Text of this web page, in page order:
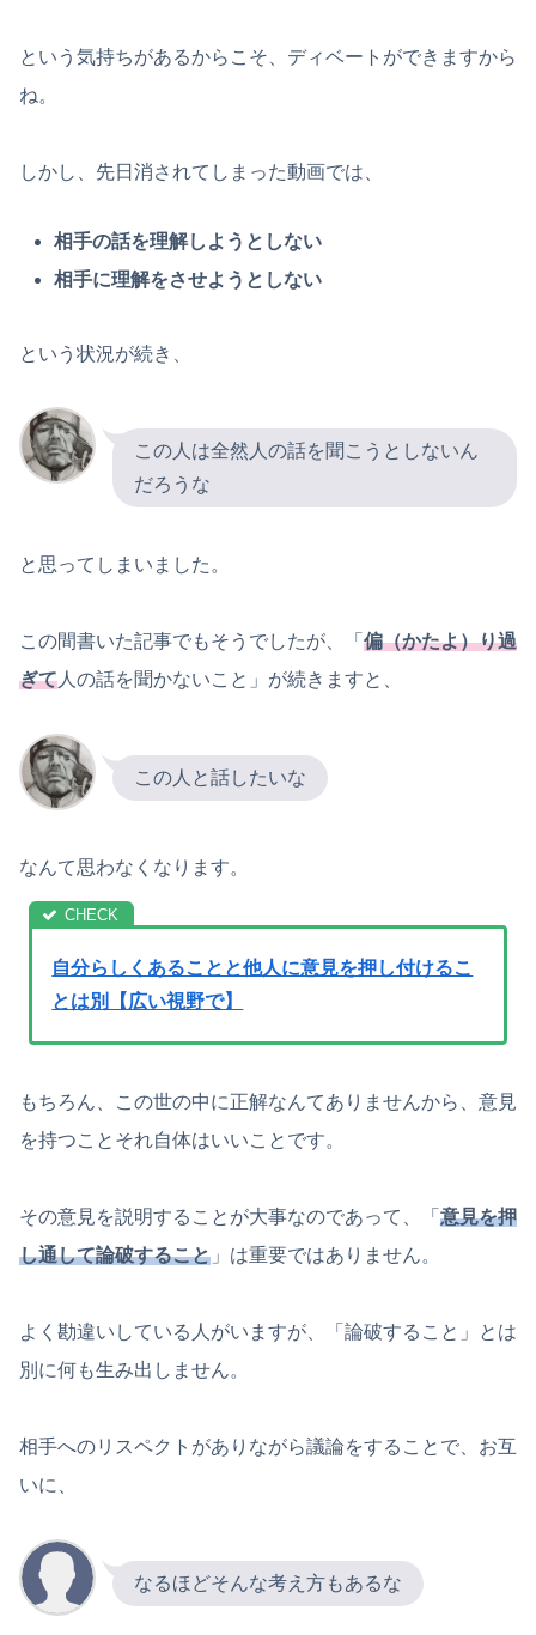
という気持ちがあるからこそ、ディベートができますから
ね。
しかし、先日消されてしまった動画では、
相手の話を理解しようとしない
相手に理解をさせようとしない
という状況が続き、
この人は全然人の話を聞こうとしないん
だろうな
と思ってしまいました。
この間書いた記事でもそうでしたが、「 偏（かたよ）り過
ぎて 人の話を聞かないこと」が続きますと、
この人と話したいな
なんて思わなくなります。
自分らしくあることと他人に意見を押し付けるこ
とは別【広い視野で】
もちろん、この世の中に正解なんてありませんから、意見
を持つことそれ自体はいいことです。
その意見を説明することが大事なのであって、「 意見を押
し通して論破すること 」は重要ではありません。
よく勘違いしている人がいますが、「論破すること」とは
別に何も生み出しません。
相手へのリスペクトがありながら議論をすることで、お互
いに、
なるほどそんな考え方もあるな